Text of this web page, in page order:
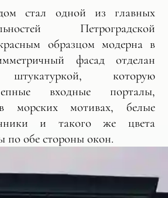
стал одной из главных
Петроградской
образцом модерна в
фасад отделан
штукатуркой, которую
входные порталы,
морских мотивах, белые
и такого же цвета
по обе стороны окон.